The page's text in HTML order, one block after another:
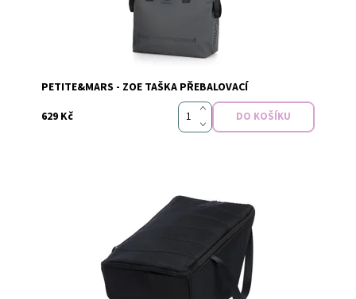
PETITE&MARS
PETITE&MARS - ZOE TAŠKA PŘEBALOVACÍ
629 Kč
Vyprodáno